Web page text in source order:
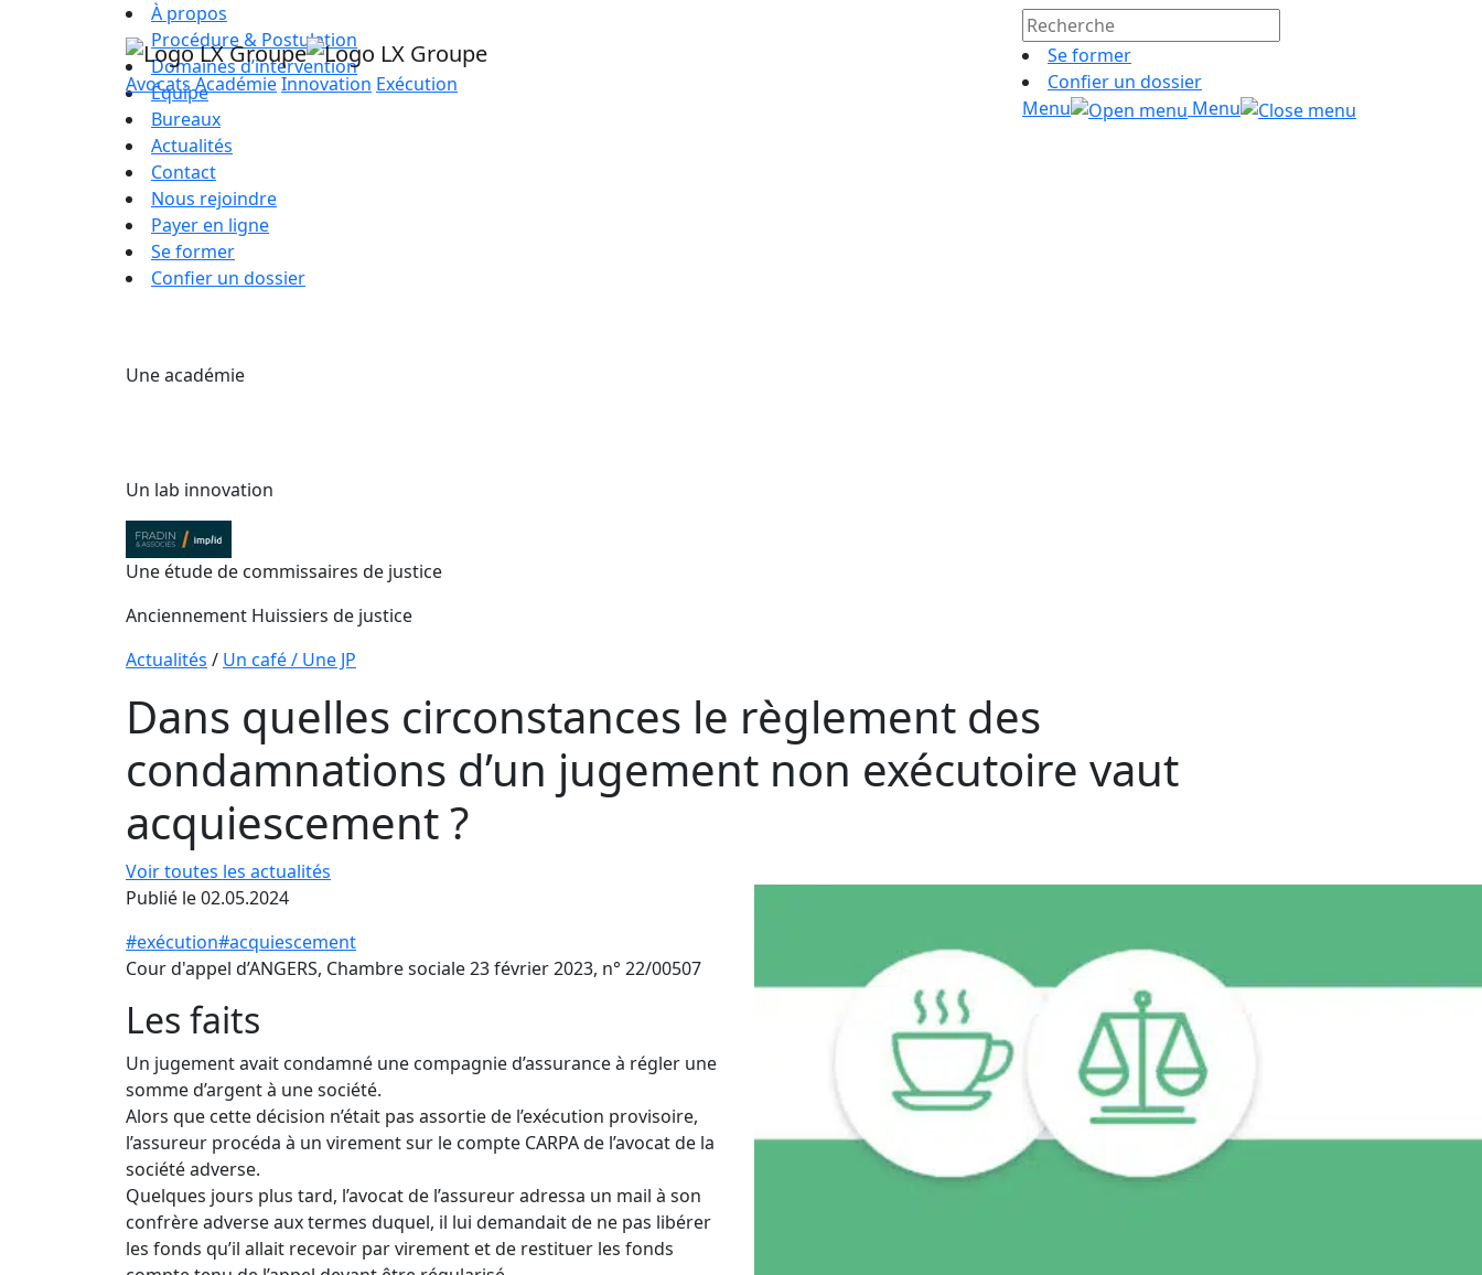
AvocatsAcadémieInnovation Exécution
Se former
Confier un dossier
Menu
Menu
À propos
Procédure & Postulation
Domaines d’intervention
Équipe
Bureaux
Actualités
Contact
Nous rejoindre
Payer en ligne
Se former
Confier un dossier
Une académie
Un lab innovation
Une étude de commissaires de justice
Anciennement Huissiers de justice
Actualités / Un café / Une JP
Dans quelles circonstances le règlement des
condamnations d’un jugement non exécutoire vaut
acquiescement ?
Voir toutes les actualités
Publié le 02.05.2024
#exécution#acquiescement
Cour d'appel d’ANGERS, Chambre sociale 23 février 2023, n° 22/00507
Les faits
Un jugement avait condamné une compagnie d’assurance à régler une
somme d’argent à une société.
Alors que cette décision n’était pas assortie de l’exécution provisoire,
l’assureur procéda à un virement sur le compte CARPA de l’avocat de la
société adverse.
Quelques jours plus tard, l’avocat de l’assureur adressa un mail à son
confrère adverse aux termes duquel, il lui demandait de ne pas libérer
les fonds qu’il allait recevoir par virement et de restituer les fonds